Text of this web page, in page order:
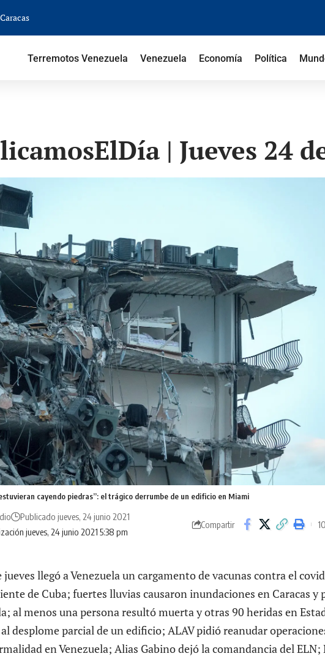
Terremotos Venezuela Venezuela Economía Política
| Jueves 24
cayendo piedras”: el trágico derrumbe de un edificio en Miami
jueves, 24 junio 2021 5:38 pm
Publicado jueves, 24 junio 2021
Compartir
jueves llegó a Venezuela un cargamento de vacunas contra el
de Cuba; fuertes lluvias causaron inundaciones en Caracas y
al menos una persona resultó muerta y otras 90 heridas en
desplome parcial de un edificio; ALAV pidió reanudar
en Venezuela; Alias Gabino dejó la comandancia del